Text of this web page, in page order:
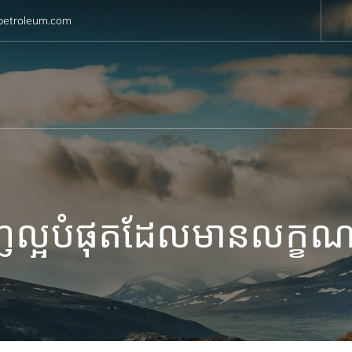
អបំផុតដែលមានលក្ខណ